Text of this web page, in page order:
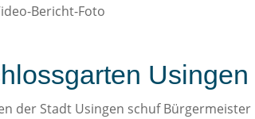
Usingen
der Stadt Usingen schuf Bürgermeister